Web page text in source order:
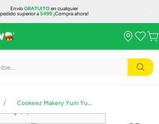
EnvíoGRATUITOen cualquier
pedido superior a$499¡Compra ahora!
Cookeez Makery Yum Yumz – Pack de 2 Peluches Sorpresa